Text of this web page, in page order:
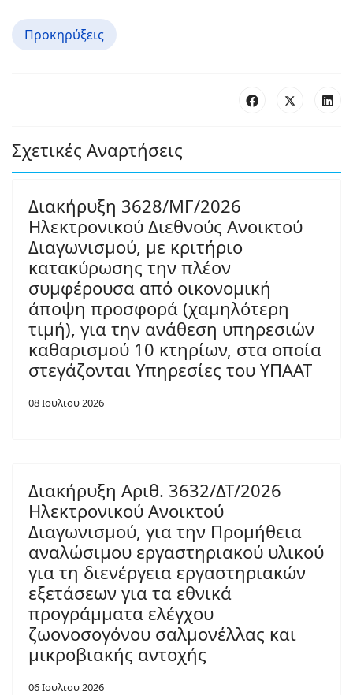
Προκηρύξεις
Σχετικές Αναρτήσεις
Διακήρυξη 3628/ΜΓ/2026
Ηλεκτρονικού Διεθνούς Ανοικτού
Διαγωνισμού, με κριτήριο
κατακύρωσης την πλέον
συμφέρουσα από οικονομική
άποψη προσφορά (χαμηλότερη
τιμή), για την ανάθεση υπηρεσιών
καθαρισμού 10 κτηρίων, στα οποία
στεγάζονται Υπηρεσίες του ΥΠΑΑΤ
08 Ιουλιου 2026
Διακήρυξη Αριθ. 3632/ΔΤ/2026
Ηλεκτρονικού Ανοικτού
Διαγωνισμού, για την Προμήθεια
αναλώσιμου εργαστηριακού υλικού
για τη διενέργεια εργαστηριακών
εξετάσεων για τα εθνικά
προγράμματα ελέγχου
ζωονοσογόνου σαλμονέλλας και
μικροβιακής αντοχής
06 Ιουλιου 2026